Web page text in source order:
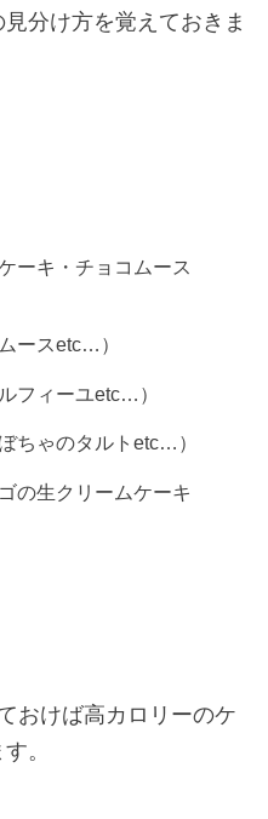
分け方を覚えておきま
ーキ・チョコムース
ースetc…）
フィーユetc…）
ちゃのタルトetc…）
の生クリームケーキ
おけば高カロリーのケ
。